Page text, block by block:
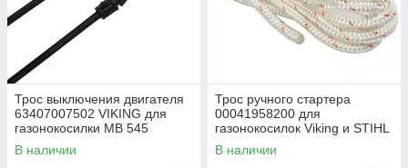
Трос выключения двигателя
63407007502 VIKING для
газонокосилки MB 545
В наличии
Трос ручного стартера
00041958200 для
газонокосилок Viking и STIHL
В наличии